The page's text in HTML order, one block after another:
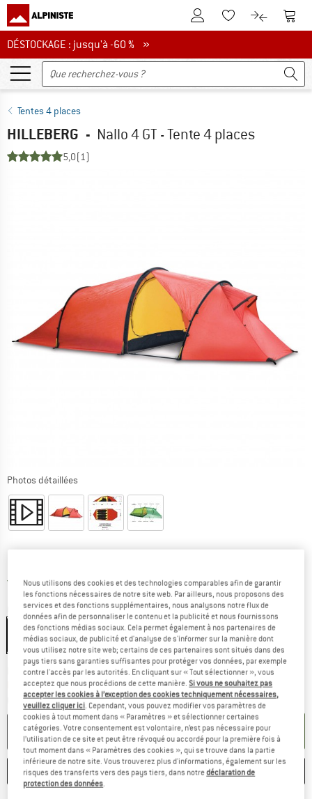
Vers le compte client
Vers la liste
Vers le
DÉSTOCKAGE : jusqu'à -60 %
DÉSTOCKAGE : jusqu'à -60 % »
Tentes 4 places
HILLEBERG - Nallo 4 GT - Tente 4 places
5,0(1)
Photos détaillées
Livraison gratuite(FR)France. Informations sur les frais de
Couleur:Red
Délai de livraison: 3-5 jours ouvrablesLe lien s'ouvre dans une boîte
Plus que 1 article en stock !
Quantité:
AJOUTER AU PANIER
ENREGISTRER COMPARER
Nous utilisons des cookies et des technologies comparables afin de garantir
les fonctions nécessaires de notre site web. Par ailleurs, nous proposons des
services et des fonctions supplémentaires, nous analysons notre flux de
données afin de personnaliser le contenu et la publicité et nous fournissons
des fonctions médias sociaux. Cela permet également à nos partenaires de
médias sociaux, de publicité et d'analyse de s'informer sur la manière dont
vous utilisez notre site web; certains de ces partenaires sont situés dans des
pays tiers sans garanties suffisantes pour protéger vos données, par exemple
contre l'accès par les autorités. En cliquant sur « Tout sélectionner », vous
acceptez que nous procédions de cette manière.Si vous ne souhaitez pas
accepter les cookies à l’exception des cookies techniquement nécessaires,
veuillez cliquer ici. Cependant, vous pouvez modifier vos paramètres de
cookies à tout moment dans « Paramètres » et sélectionner certaines
catégories. Votre consentement est volontaire, n’est pas nécessaire pour
l’utilisation de ce site et peut être révoqué ou accordé pour la première fois à
tout moment dans « Paramètres des cookies », qui se trouve dans la partie
inférieure de notre site. Vous trouverez plus d'informations, également sur les
risques des transferts vers des pays tiers, dans notredéclaration de
protection des données.